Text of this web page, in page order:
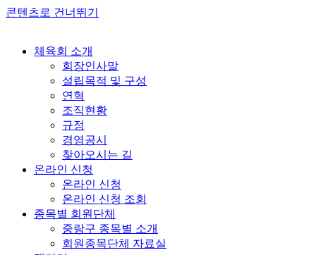
콘텐츠로 건너뛰기
체육회 소개
회장인사말
설립목적 및 구성
연혁
조직현황
규정
경영공시
찾아오시는 길
온라인 신청
온라인 신청
온라인 신청 조회
종목별 회원단체
중랑구 종목별 소개
회원종목단체 자료실